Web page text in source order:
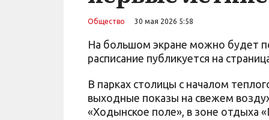
Общество 30 мая 2026 5:58
На большом экране можно будет
расписание публикуется на
В парках столицы с началом
выходные показы на свежем
«Ходынское поле», в зоне отдыха